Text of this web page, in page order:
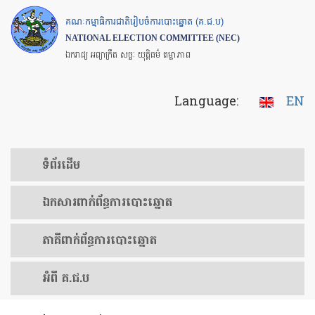
Skip
to
main
គណៈកម្មាធិការជាតិរៀបចំការបោះឆ្នោត (គ.ជ.ប)
NATIONAL ELECTION COMMITTEE (NEC)
ឯករាជ្យ អព្យាក្រឹត សច្ចៈ យុត្តិធម៌ តម្លាភាព
Language: EN
ទំព័រ​ដើម
ឯកសារ​ពាក់ព័ន្ធ​ការ​បោះឆ្នោត
​ភាគីពាក់ព័ន្ធ​​ការ​បោះឆ្នោត
អំពី គ.ជ.ប